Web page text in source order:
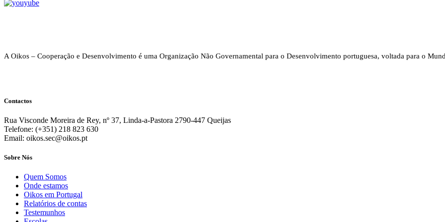
A Oikos – Cooperação e Desenvolvimento é uma Organização Não Governamental para o Desenvolvimento portuguesa, voltada para o
Contactos
Rua Visconde Moreira de Rey, nº 37, Linda-a-Pastora 2790-447 Queijas
Telefone: (+351) 218 823 630
Email: oikos.sec@oikos.pt
Sobre Nós
Quem Somos
Onde estamos
Oikos em Portugal
Relatórios de contas
Testemunhos